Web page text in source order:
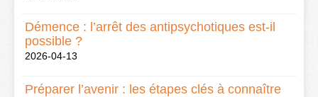
Démence : l’arrêt des antipsychotiques est-il
possible ?
2026-04-13
Préparer l’avenir : les étapes clés à connaître